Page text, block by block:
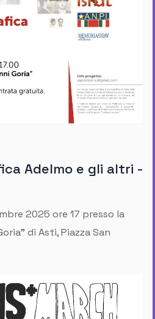
Adelmo e gli altri -
2025 ore 17 presso la
di Asti, Piazza San